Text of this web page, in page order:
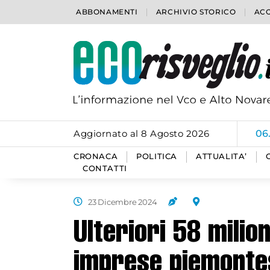
ABBONAMENTI ARCHIVIO STORICO
Aggiornato al 8 Agosto 2026
CRONACA POLITICA ATTUALITA’
CONTATTI
23 Dicembre 2024
Ulteriori 58